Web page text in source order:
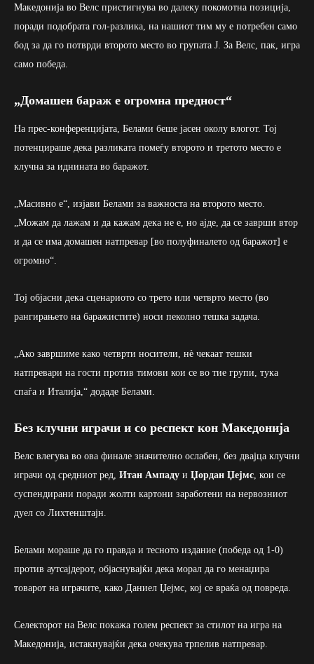
Македонија во Велс пристигнува во далеку покомотна позиција,
поради подобрата гол-разлика, на нашиот тим му е потребен само
бод за да го потврди второто место во групата Ј. За Велс, пак, игра
само победа.
„Домашен бараж е огромна предност“
На прес-конференцијата, Белами беше јасен околу влогот. Тој
потенцираше дека разликата помеѓу второто и третото место е
клучна за иднината во баражот.
„Масивно е“, изјави Белами за важноста на второто место.
„Можам да лажам и да кажам дека не е, но ајде, да се заврши втор
и да се има домашен натпревар [во полуфиналето од баражот] е
огромно“.
Тој објасни дека сценариото со трето или четврто место (во
рангирањето на баражистите) носи пеколно тешка задача.
„Ако завршиме како четврти носители, нè чекаат тешки
натпревари на гости против тимови кои се во тие групи, тука
спаѓа и Италија,“ додаде Белами.
Без клучни играчи и со респект кон Македонија
Велс влегува во ова финале значително ослабен, без двајца клучни
играчи од средниот ред, Итан Ампаду и Џордан Џејмс , кои се
суспендирани поради жолти картони заработени на нервозниот
дуел со Лихтенштајн.
Белами мораше да го правда и тесното издание (победа од 1-0)
против аутсајдерот, објаснувајќи дека морал да го менаџира
товарот на играчите, како Даниел Џејмс, кој се враќа од повреда.
Селекторот на Велс покажа голем респект за стилот на игра на
Македонија, истакнувајќи дека очекува трпелив натпревар.